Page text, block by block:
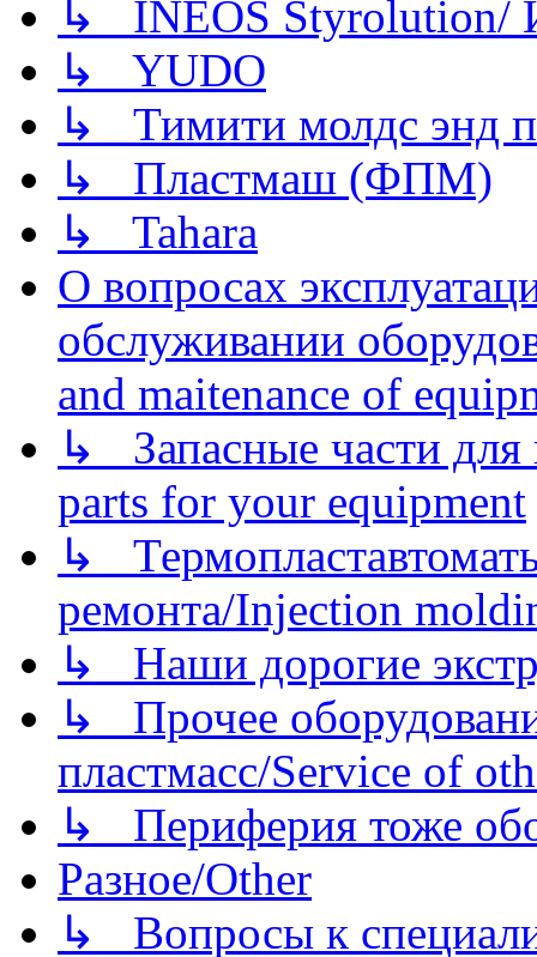
↳ INEOS
↳ YUDO
↳ Тимити молдс энд
↳ Пластмаш (ФПМ)
↳ Tahara
О вопросах
обслуживании
and maitenance of
↳ Запасные части для
parts for your equipment
↳
ремонта/Injection
↳ Наши дорогие
↳ Прочее
пластмасс/Service of
↳ Периферия тоже
Разное/Other
↳ Вопросы к